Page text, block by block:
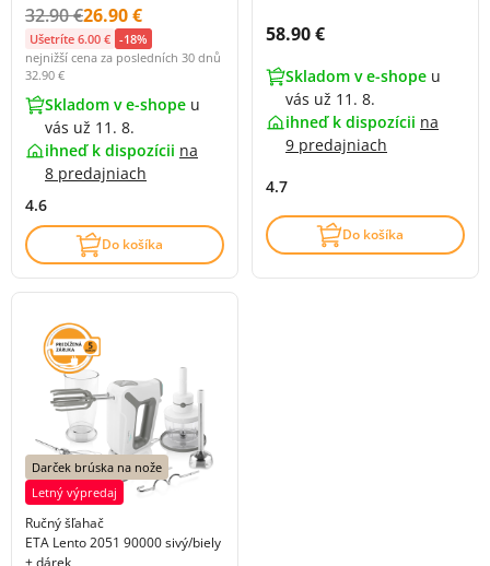
Původní cena s DPH:
32.90 €Cena s DPH:
26.90 €
Ušetríte 6.00 € -18%
nejnižší cena za posledních 30 dnů
32.90 €
Skladom v e-shope u
vás už 11. 8.
ihneď k dispozícii na
8 predajniach
4.6
Do košíka
Cena s DPH:
58.90 €
Skladom v e-shope u
vás už 11. 8.
ihneď k dispozícii na
9 predajniach
4.7
Do košíka
Darček brúska na nože
Letný výpredaj
Ručný šľahač
ETA Lento 2051 90000 sivý/biely
+ dárek